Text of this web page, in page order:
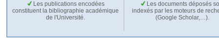
Les publications encodées
constituent la bibliographie académique
de l'Université.
Les documents déposés
indexés par les moteurs de
(Google Scholar,…).